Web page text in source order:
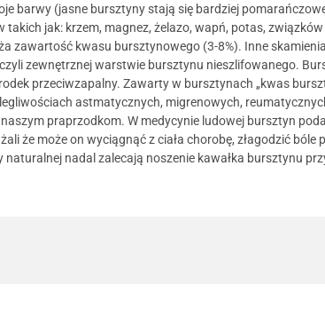
barwy (jasne bursztyny stają się bardziej
jak: krzem, magnez, żelazo, wapń, potas,
kwasu bursztynowego (3-8%). Inne
zewnętrznej warstwie bursztynu nieszlifowanego.
przeciwzapalny. Zawarty w bursztynach „kwas
astmatycznych, migrenowych,
praprzodkom. W medycynie ludowej bursztyn
może on wyciągnąć z ciała chorobę, złagodzić bóle
nadal zalecają noszenie kawałka bursztynu